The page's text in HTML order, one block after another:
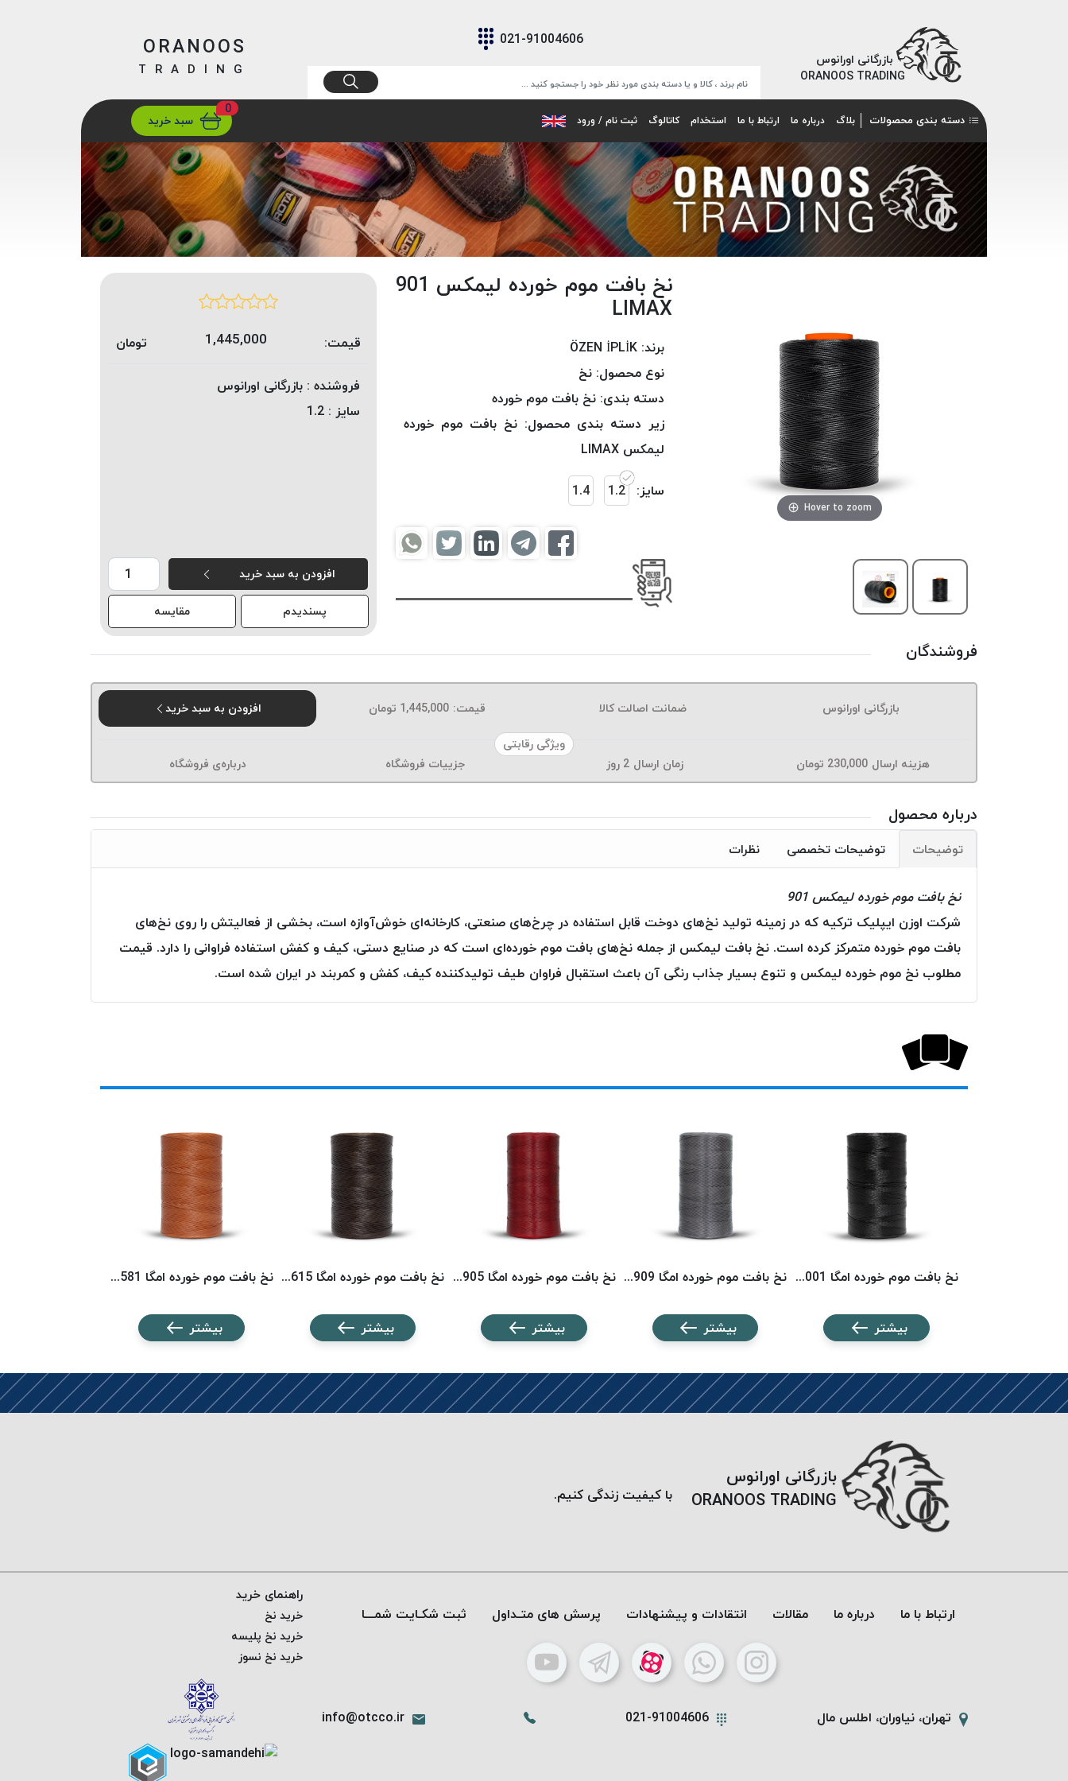
بازرگانی اورانوس
ORANOOS TRADING
021-91004606
ارسالتهران/ تهران
ORANOOS
TRADING
دسته بندی محصولات بلاگ درباره ما ارتباط با ما استخدام کاتالوگ ثبت نام / ورود
0
سبد خرید
Hover to zoom
نخ بافت موم خورده لیمکس 901
LIMAX
برند: ÖZEN İPLİK
نوع محصول: نخ
دسته بندی: نخ بافت موم خورده
زیر دسته بندی محصول: نخ بافت موم خورده
لیمکس LIMAX
سایز: 1.2
1.4
قیمت: 1,445,000
تومان
فروشنده : بازرگانی اورانوس
سایز : 1.2
افزودن به سبد خرید
پسندیدم
مقایسه
فروشندگان
بازرگانی اورانوس ضمانت اصالت کالا قیمت: 1,445,000 تومان
افزودن به سبد خرید
ویژگی رقابتی
هزینه ارسال 230,000 تومان زمان ارسال 2 روز جزییات فروشگاه درباره‌ی فروشگاه
درباره محصول
توضیحات توضیحات تخصصی نظرات
نخ بافت موم خورده لیمکس 901
شرکت اوزن ایپلیک ترکیه که در زمینه تولید نخ‌های دوخت قابل استفاده در چرخ‌های صنعتی، کارخانه‌ای خوش‌آوازه است، بخشی از فعالیتش را روی نخ‌های
بافت موم خورده متمرکز کرده است. نخ بافت لیمکس از جمله نخ‌های بافت موم خورده‌ای است که در صنایع دستی، کیف و کفش استفاده فراوانی را دارد. قیمت
مطلوب نخ موم خورده لیمکس و تنوع بسیار جذاب رنگی آن باعث استقبال فراوان طیف تولیدکننده کیف، کفش و کمربند در ایران شده است.
نخ بافت موم خورده امگا 6001 (500 متری) OMEGA
بیشتر
نخ بافت موم خورده امگا 2909 (500 متری) OMEGA
بیشتر
نخ بافت موم خورده امگا 2905 (500 متری) OMEGA
بیشتر
نخ بافت موم خورده امگا 6615 (500 متری) OMEGA
بیشتر
نخ بافت موم خورده امگا 6581 (500 متری) OMEGA
بیشتر
بازرگانی اورانوس
ORANOOS TRADING
با کیفیت زندگی کنیم.
ارتباط با ما درباره ما مقالات انتقادات و پیشنهادات پرسش های متـداول ثبت شکـایت شمـــا
تهران، نیاوران، اطلس مال 021-91004606
info@otcco.ir
راهنمای خرید
خرید نخ
خرید نخ پلیسه
خرید نخ نسوز